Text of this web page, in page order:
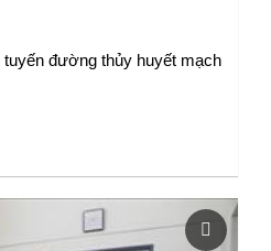
đường thủy huyết mạch